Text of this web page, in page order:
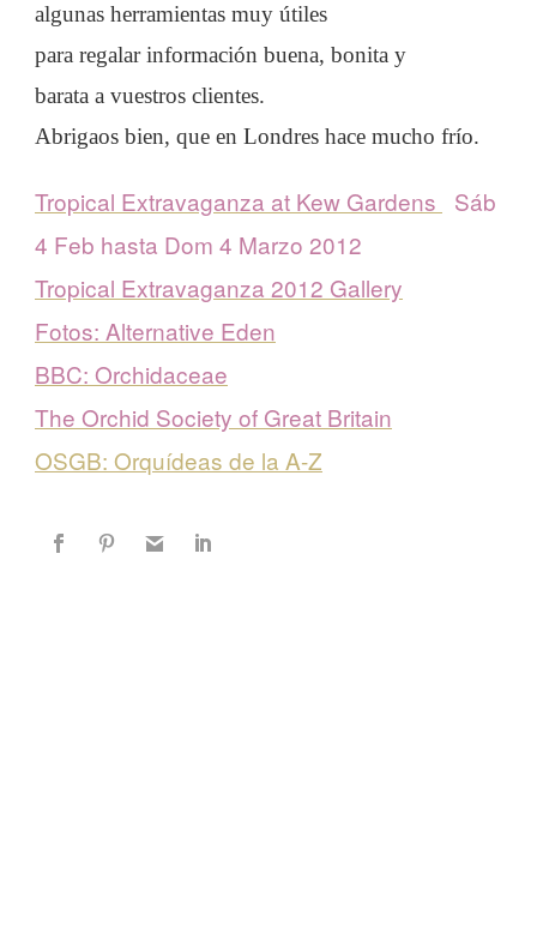
algunas herramientas muy útiles
para regalar información buena, bonita y
barata a vuestros clientes.
Abrigaos bien, que en Londres hace mucho frío.
Tropical Extravaganza at Kew Gardens
Sáb
4 Feb hasta Dom 4 Marzo 2012
Tropical Extravaganza 2012 Gallery
Fotos: Alternative Eden
BBC: Orchidaceae
The Orchid Society of Great Britain
OSGB: Orquídeas de la A-Z